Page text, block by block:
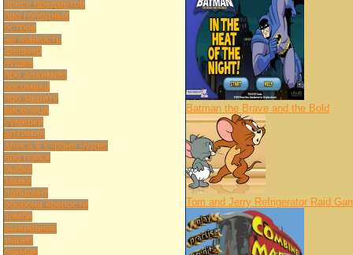
Batman the Brave and the Bold
Tom and Jerry Refrigerator Raid
поиск предметов
про голодных
остров
на ловкость
фермер
пушка
про алхимию
росомаха
про защиту
виселица
сумерки
алхимия
алиса в стране чудес
про поиск
рыбки
замки
лабиринт
оборона крепости
зомби
выживание
марио
пакман